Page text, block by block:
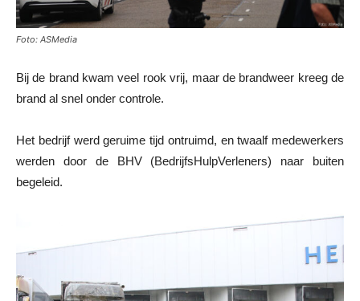
Foto: ASMedia
Bij de brand kwam veel rook vrij, maar de brandweer kreeg de
brand al snel onder controle.
Het bedrijf werd geruime tijd ontruimd, en twaalf medewerkers
werden door de BHV (BedrijfsHulpVerleners) naar buiten
begeleid.